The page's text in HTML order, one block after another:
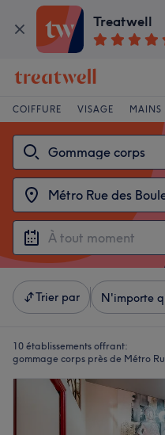
Treatwell
COIFFURE VISAGE MAINS
Trier par N'importe
10 établissements offrant:
gommage corps près de Métro